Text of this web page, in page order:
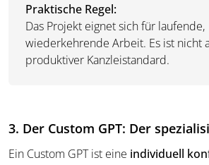
Praktische Regel:
Das Projekt eignet sich für laufende,
wiederkehrende Arbeit. Es ist nicht
produktiver Kanzleistandard.
3. Der Custom GPT: Der
Ein Custom GPT ist eine individuell